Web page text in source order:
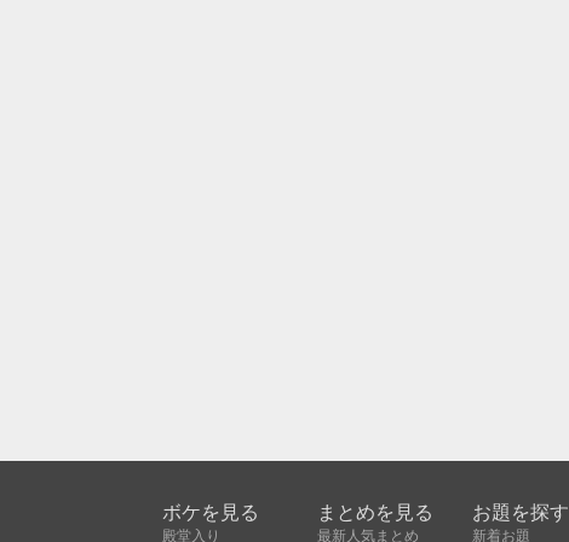
ボケを見る
殿堂入り
まとめを見る
最新人気まとめ
お題を探す
新着お題